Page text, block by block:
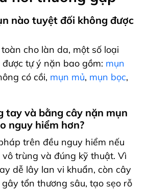
nào tuyệt đối không được
cho làn da, một số loại
tự ý nặn bao gồm: mụn
có cồi, mụn mủ, mụn bọc,
tay và bằng cây nặn mụn
nguy hiểm hơn?
trên đều nguy hiểm nếu
trùng và đúng kỹ thuật. Vì
dễ lây lan vi khuẩn, còn cây
tổn thương sâu, tạo sẹo rỗ